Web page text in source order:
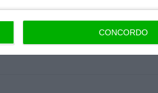
CONCORDO